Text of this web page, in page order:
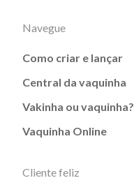
Navegue
Como criar e lançar
Central da vaquinha
Vakinha ou vaquinha?
Vaquinha Online
Cliente feliz